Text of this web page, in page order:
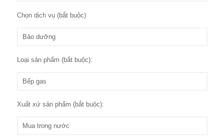
Chọn dịch vụ (bắt buộc)
Loại sản phẩm (bắt buộc):
Xuất xứ sản phẩm (bắt buộc):